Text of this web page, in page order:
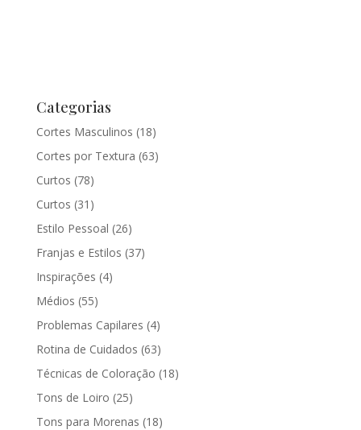
Categorias
Cortes Masculinos (18)
Cortes por Textura (63)
Curtos (78)
Curtos (31)
Estilo Pessoal (26)
Franjas e Estilos (37)
Inspirações (4)
Médios (55)
Problemas Capilares (4)
Rotina de Cuidados (63)
Técnicas de Coloração (18)
Tons de Loiro (25)
Tons para Morenas (18)